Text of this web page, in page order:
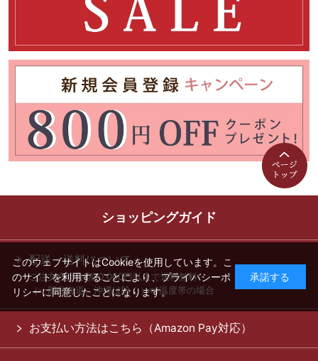
ショッピングガイド
配送・送料について
ご注文合計金額10,000円以上で送料無料
（一部北海道、沖縄は除く）※1温度帯の場合
お支払い方法はこちら（Amazon Pay対応）
このウェブサイトはCookieを使用しています。こ
のサイトを利用することにより、プライバシーポ
リシーに同意したことになります。
承諾する